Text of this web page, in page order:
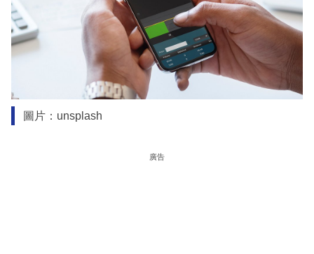
圖片：unsplash
廣告